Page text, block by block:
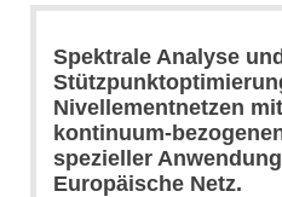
Spektrale Analyse
Nivellementnetzen
kontinuum-
spezieller
Europäische Netz.